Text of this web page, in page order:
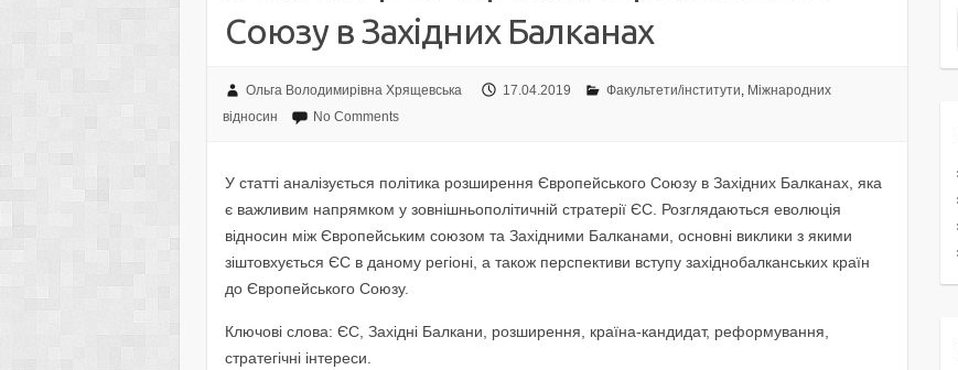
Союзу в Західних Балканах
Ольга Володимирівна Хрящевська 17.04.2019 Факультети/інститути, Міжнародних
відносин
No Comments
У статті аналізується політика розширення Європейського Союзу в Західних Балканах, яка
є важливим напрямком у зовнішньополітичній стратерії ЄС. Розглядаються еволюція
відносин між Європейським союзом та Західними Балканами, основні виклики з якими
зіштовхується ЄС в даному регіоні, а також перспективи вступу західнобалканських країн
до Європейського Союзу.
Ключові слова: ЄС, Західні Балкани, розширення, країна-кандидат, реформування,
стратегічні інтереси.